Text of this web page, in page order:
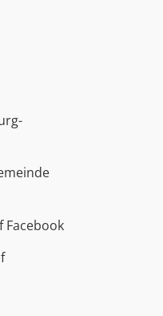
Facebook